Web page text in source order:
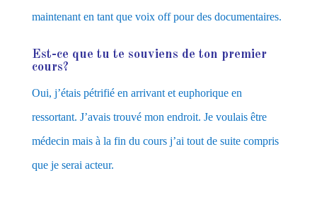
maintenant en tant que voix off pour des documentaires.
Est-ce que tu te souviens de ton premier
cours?
Oui, j’étais pétrifié en arrivant et euphorique en
ressortant. J’avais trouvé mon endroit. Je voulais être
médecin mais à la fin du cours j’ai tout de suite compris
que je serai acteur.